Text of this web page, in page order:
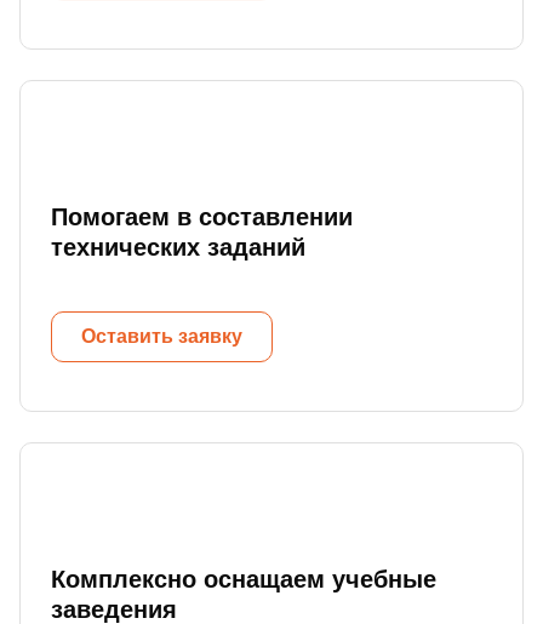
Помогаем в составлении
технических заданий
Оставить заявку
Комплексно оснащаем учебные
заведения